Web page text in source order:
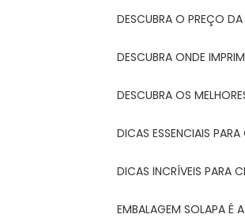
DESCUBRA O PREÇO
DESCUBRA ONDE
DESCUBRA OS
DICAS ESSENCIAIS
DICAS INCRÍVEIS PARA
EMBALAGEM SOLAPA É